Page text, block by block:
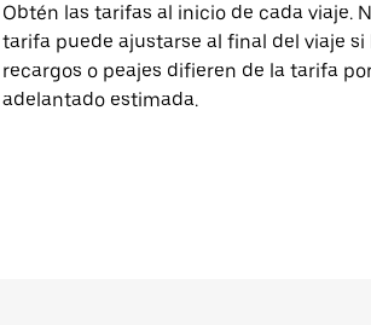
Obtén las tarifas al inicio de cada viaje.
tarifa puede ajustarse al final del viaje si
recargos o peajes difieren de la tarifa
adelantado estimada.